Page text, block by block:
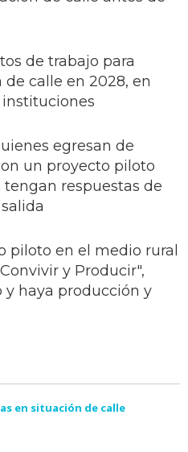
de trabajo para
calle en 2028, en
egresan de
un proyecto piloto
tengan respuestas de
piloto en el medio rural
y Producir",
haya producción y
en situación de calle